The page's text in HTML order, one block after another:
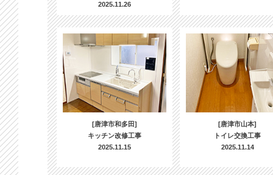
2025.11.26
[唐津市和多田]
キッチン改修工事
2025.11.15
[唐津市山本]
トイレ交換工事
2025.11.14